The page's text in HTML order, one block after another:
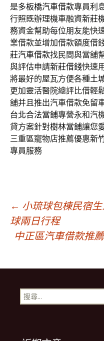
是多板橋汽車借款專員利
行照既辦理機車融資新莊
務資金幫助每位朋友能快
業借款並增加借款額度借
莊汽車借款找民間與當舖
與評估申請新莊借錢快速
將最好的屋瓦方便各種土
更加靈活醫院總評比借輕
舖并且推出汽車借款免留
台北合法當鋪專營永和汽
貸方案針對樹林當鋪讓您
三重區寵物店推薦優惠新
專員服務
文
章
導
覽
← 小琉球包棟民宿
球兩日行程
中正區汽車借款推
搜
尋